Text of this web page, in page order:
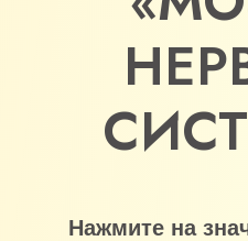
Нажмите на